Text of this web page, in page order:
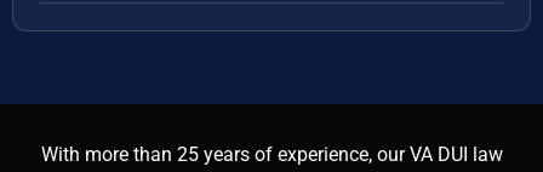
With more than 25 years of experience, our VA DUI law